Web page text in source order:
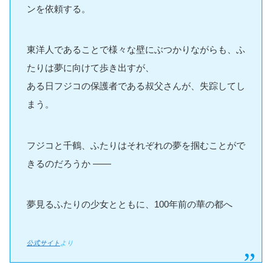
ンを依頼する。
東洋人であることで様々な壁にぶつかりながらも、ふ
たりは夢に向けて歩き出すが、
ある日フジコの保護者である叔父さんが、失踪してし
まう。
フジコと千鶴、ふたりはそれぞれの夢を掴むことがで
きるのだろうか ――
夢見るふたりの少女とともに、100年前の華の都へ
公式サイト より